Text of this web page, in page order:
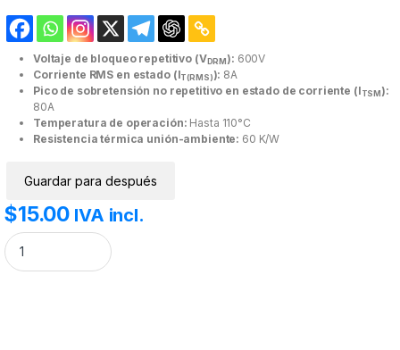
Voltaje de bloqueo repetitivo (VDRM): 600V
Corriente RMS en estado (IT(RMS)): 8A
Pico de sobretensión no repetitivo en estado de corriente (ITSM):
80A
Temperatura de operación: Hasta 110°C
Resistencia térmica unión-ambiente: 60 K/W
Guardar para después
$15.00 IVA incl.
TRIAC BTA08-600B cantidad